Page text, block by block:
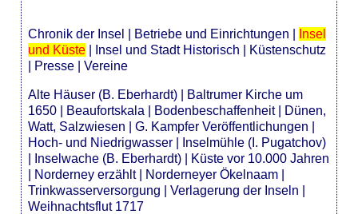
Chronik der Insel Betriebe und Einrichtungen
Insel
und Küste
Insel und Stadt Historisch
Küstenschutz
Presse |Vereine
Alte Häuser (B. Eberhardt)
Baltrumer Kirche um
1650
Beaufortskala Bodenbeschaffenheit|
Dünen,
Watt, Salzwiesen |G. Kampfer Veröffentlichungen
Hoch- und Niedrigwasser
Inselmühle (I. Pugatchov)
Inselwache (B. Eberhardt)
Küste vor 10.000 Jahren
Norderney erzählt| Norderneyer Ökelnaam
Trinkwasserversorgung |Verlagerung der Inseln
Weihnachtsflut 1717